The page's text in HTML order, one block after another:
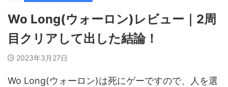
Wo Long(ウォーロン)レビュー｜2周
目クリアして出した結論！
2023年3月27日
Wo Long(ウォーロン)は死にゲーですので、人を選